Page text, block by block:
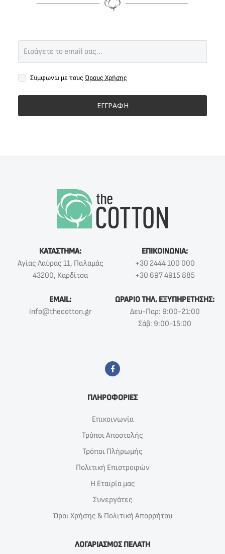
Συμφωνώ με τους Όρους Χρήσης
ΕΓΓΡΑΦΗ
ΚΑΤΑΣΤΗΜΑ:
Αγίας Λαύρας 11, Παλαμάς
43200, Καρδίτσα
ΕΠΙΚΟΙΝΩΝΙΑ:
+30 2444 100 000
+30 697 4915 885
EMAIL:
info@thecotton.gr
ΩΡΑΡΙΟ ΤΗΛ. ΕΞΥΠΗΡΕΤΗΣΗΣ:
Δευ-Παρ: 9:00-21:00
Σάβ: 9:00-15:00
ΠΛΗΡΟΦΟΡΙΕΣ
Επικοινωνία
Τρόποι Αποστολής
Τρόποι Πλήρωμής
Πολιτική Επιστροφών
Η Εταιρία μας
Συνεργάτες
Όροι Χρήσης & Πολιτική Απορρήτου
ΛΟΓΑΡΙΑΣΜΟΣ ΠΕΛΑΤΗ